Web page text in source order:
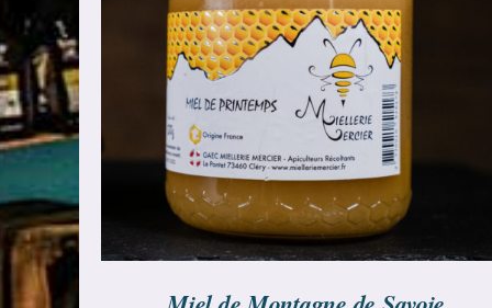
CHOIX DES OPTIONS / DÉTAILS